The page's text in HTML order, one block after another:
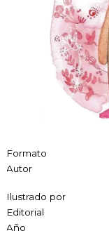
Formato
Autor
Ilustrado por
Editorial
Año